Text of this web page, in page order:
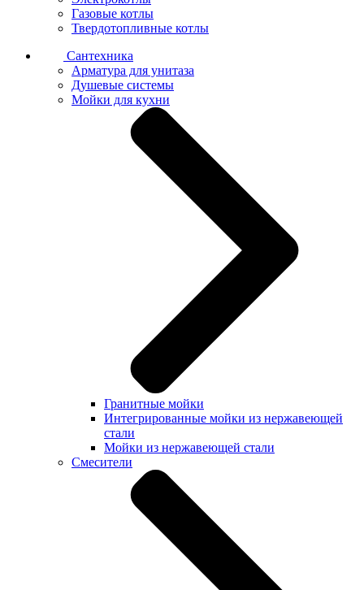
Газовые котлы
Твердотопливные котлы
Сантехника
Арматура для унитаза
Душевые системы
Мойки для кухни
Гранитные мойки
Интегрированные мойки из нержавеющей
стали
Мойки из нержавеющей стали
Смесители